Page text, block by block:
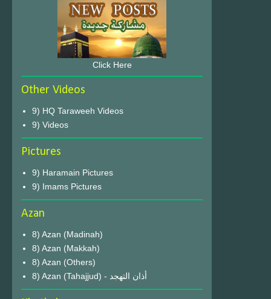
Click Here
Other Videos
9) HQ Taraweeh Videos
9) Videos
Pictures
9) Haramain Pictures
9) Imams Pictures
Azan
8) Azan (Madinah)
8) Azan (Makkah)
8) Azan (Others)
8) Azan (Tahajjud) - أذان التهجد